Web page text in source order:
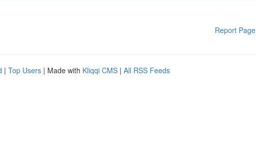
Report Page
| Top Users | Made with Kliqqi CMS | All RSS Feeds